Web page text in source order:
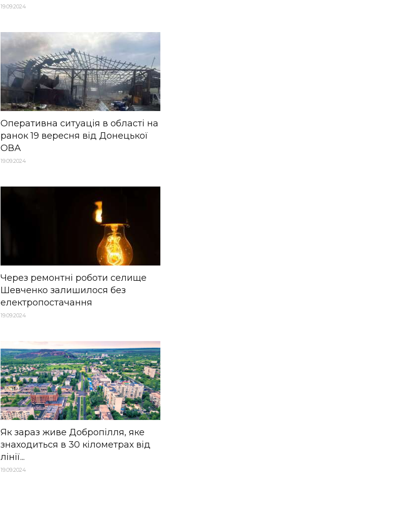
19.09.2024
Оперативна ситуація в області на
ранок 19 вересня від Донецької
ОВА
19.09.2024
Через ремонтні роботи селище
Шевченко залишилося без
електропостачання
19.09.2024
Як зараз живе Добропілля, яке
знаходиться в 30 кілометрах від
лінії...
19.09.2024